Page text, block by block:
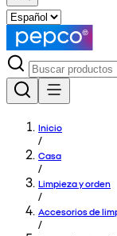
Inicio
/
Casa
/
Limpieza y orden
/
Accesorios de
/